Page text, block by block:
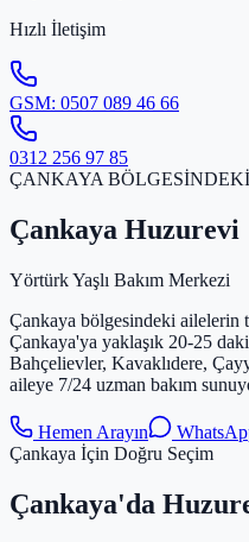
Hızlı İletişim
GSM: 0507 089 46 66
0312 256 97 85
ÇANKAYA
Çankaya Huzurevi
Yörtürk Yaşlı Bakım Merkezi
Çankaya bölgesindeki ailelerin
Çankaya'ya yaklaşık 20-25
Bahçelievler, Kavaklıdere,
aileye 7/24 uzman bakım
Hemen Arayın
Çankaya İçin Doğru Seçim
Çankaya'da